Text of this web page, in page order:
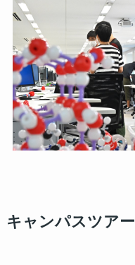
キャンパスツア